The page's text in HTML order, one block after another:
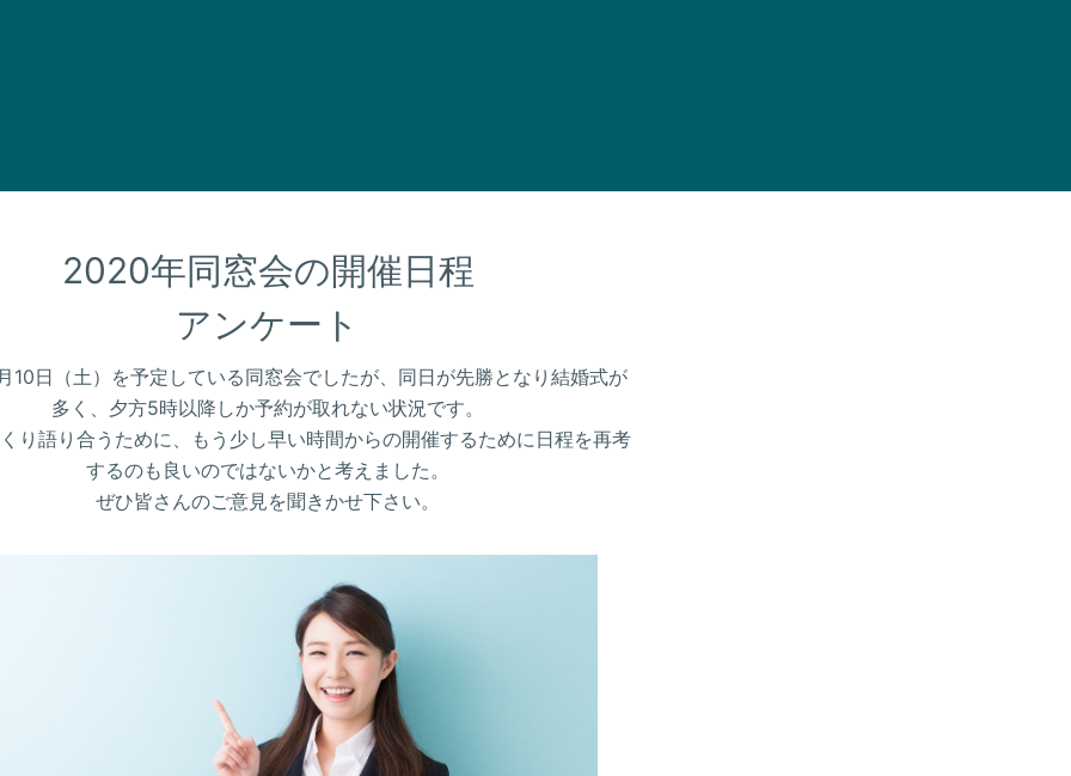
2020年同窓会の開催日程
アンケート
10日（土）を予定している同窓会でしたが、同日が先勝となり結婚式が
多く、夕方5時以降しか予約が取れない状況です。
り語り合うために、もう少し早い時間からの開催するために日程を再考
するのも良いのではないかと考えました。
ぜひ皆さんのご意見を聞きかせ下さい。